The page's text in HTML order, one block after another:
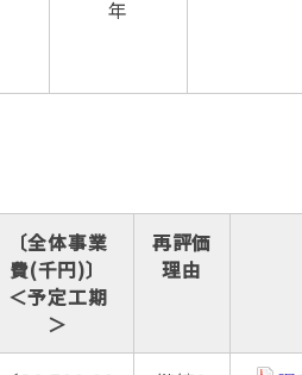
年
〔全体事業
費(千円)〕
＜予定工期
＞
再評価
理由